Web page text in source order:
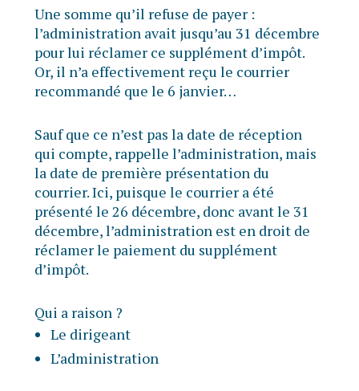
Une somme qu’il refuse de payer :
l’administration avait jusqu’au 31 décembre
pour lui réclamer ce supplément d’impôt.
Or, il n’a effectivement reçu le courrier
recommandé que le 6 janvier…
Sauf que ce n’est pas la date de réception
qui compte, rappelle l’administration, mais
la date de première présentation du
courrier. Ici, puisque le courrier a été
présenté le 26 décembre, donc avant le 31
décembre, l’administration est en droit de
réclamer le paiement du supplément
d’impôt.
Qui a raison ?
Le dirigeant
L’administration